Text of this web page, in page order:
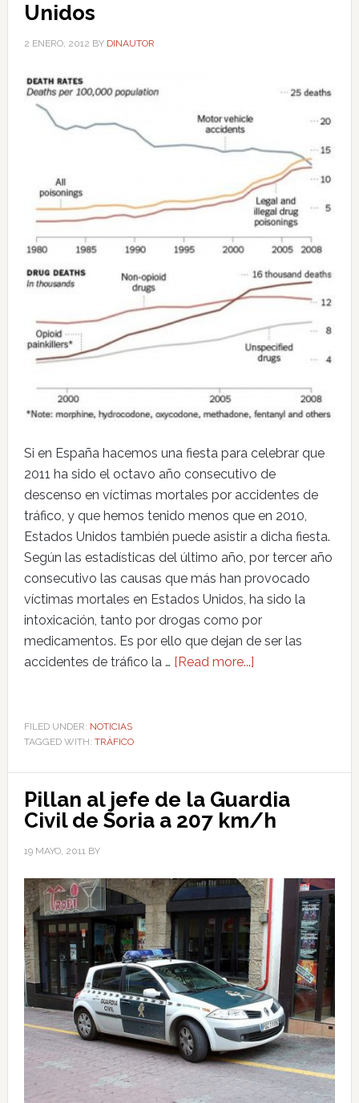
Unidos
2 ENERO, 2012 BY DINAUTOR
Si en España hacemos una fiesta para celebrar que
2011 ha sido el octavo año consecutivo de
descenso en víctimas mortales por accidentes de
tráfico, y que hemos tenido menos que en 2010,
Estados Unidos también puede asistir a dicha fiesta.
Según las estadísticas del último año, por tercer año
consecutivo las causas que más han provocado
víctimas mortales en Estados Unidos, ha sido la
intoxicación, tanto por drogas como por
medicamentos. Es por ello que dejan de ser las
accidentes de tráfico la … [Read more...]
FILED UNDER: NOTICIAS
TAGGED WITH: TRÁFICO
Pillan al jefe de la Guardia
Civil de Soria a 207 km/h
19 MAYO, 2011BY